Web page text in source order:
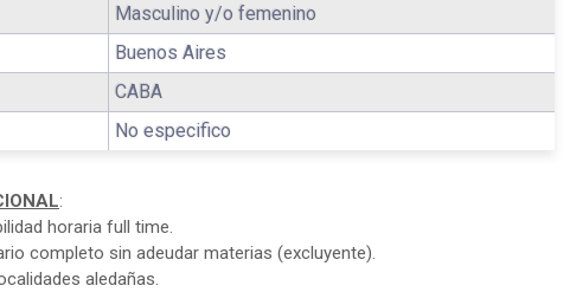
Masculino y/o femenino
Buenos Aires
CABA
No especifico
:
horaria full time.
completo sin adeudar materias (excluyente).
aledañas.